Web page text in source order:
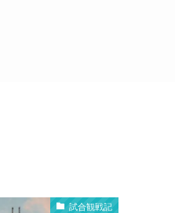
試合観戦記